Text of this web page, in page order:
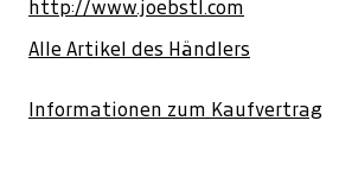
http://www.joebstl.com
Alle Artikel des Händlers
Informationen zum Kaufvertrag